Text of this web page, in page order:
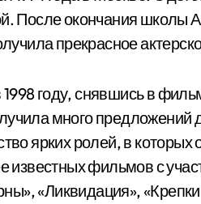
После окончания школы
прекрасное
году, снявшись в
много предложений
ярких ролей, в которых
известных фильмов с
«Ликвидация»,